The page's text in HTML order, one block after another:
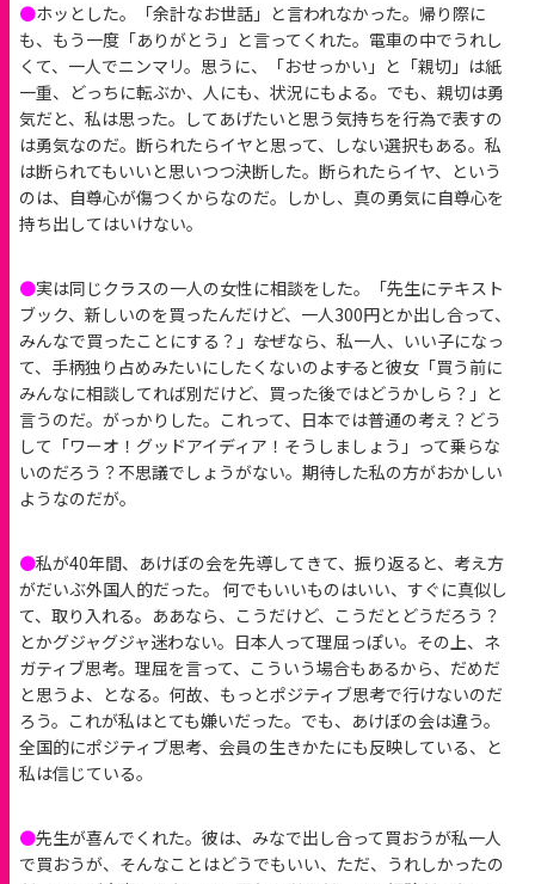
●ホッとした。「余計なお世話」と言われなかった。帰り際に
も、もう一度「ありがとう」と言ってくれた。電車の中でうれし
くて、一人でニンマリ。思うに、「おせっかい」と「親切」は紙
一重、どっちに転ぶか、人にも、状況にもよる。でも、親切は勇
気だと、私は思った。してあげたいと思う気持ちを行為で表すの
は勇気なのだ。断られたらイヤと思って、しない選択もある。私
は断られてもいいと思いつつ決断した。断られたらイヤ、という
のは、自尊心が傷つくからなのだ。しかし、真の勇気に自尊心を
持ち出してはいけない。
●実は同じクラスの一人の女性に相談をした。「先生にテキスト
ブック、新しいのを買ったんだけど、一人300円とか出し合って、
みんなで買ったことにする？」――なぜなら、私一人、いい子になっ
て、手柄独り占めみたいにしたくないのよ――すると彼女「買う前に
みんなに相談してれば別だけど、買った後ではどうかしら？」と
言うのだ。がっかりした。これって、日本では普通の考え？どう
して「ワーオ！グッドアイディア！そうしましょう」って乗らな
いのだろう？不思議でしょうがない。期待した私の方がおかしい
ようなのだが。
●私が40年間、あけぼの会を先導してきて、振り返ると、考え方
がだいぶ外国人的だった。 何でもいいものはいい、すぐに真似し
て、取り入れる。ああなら、こうだけど、こうだとどうだろう？
とかグジャグジャ迷わない。日本人って理屈っぽい。その上、ネ
ガティブ思考。理屈を言って、こういう場合もあるから、だめだ
と思うよ、となる。何故、もっとポジティブ思考で行けないのだ
ろう。これが私はとても嫌いだった。でも、あけぼの会は違う。
全国的にポジティブ思考、会員の生きかたにも反映している、と
私は信じている。
●先生が喜んでくれた。彼は、みなで出し合って買おうが私一人
で買おうが、そんなことはどうでもいい、ただ、うれしかったの